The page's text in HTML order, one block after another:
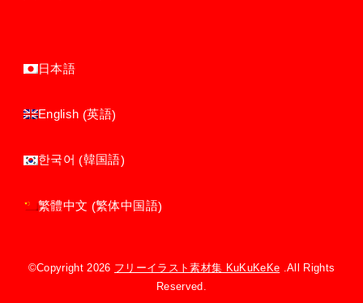
日本語
English (英語)
한국어 (韓国語)
繁體中文 (繁体中国語)
©Copyright 2026 フリーイラスト素材集 KuKuKeKe .All Rights
Reserved.